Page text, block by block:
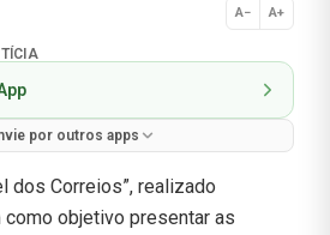
A− A+
Normal
por outros apps
dos Correios”, realizado
como objetivo presentar as